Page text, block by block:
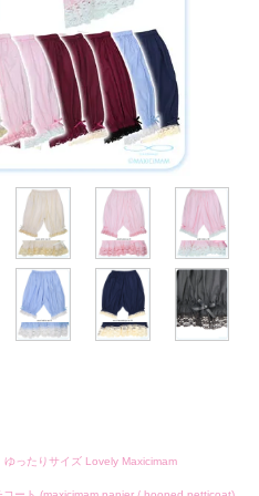
ったりサイズ Lovely Maxicimam